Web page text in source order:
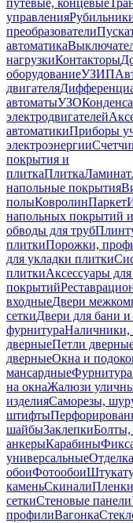
путевые, концевые
управления
преобразователи
автоматика
нагрузкиКонтакторы
оборудованиеУЗИП
двигателя
автоматыУЗО
электродвигателей
автоматикиПриборы
электроэнергии
покрытия и
плиткаПлиткаЛаминат
напольные покрытия
полыКовролинПаркет
напольных покрытий
обводы для труб
плиткиПорожки,
для укладки плитки
плиткиАксессуары
покрытий
входныеДвери
сеткиДвери для бани
фурнитураНаличники,
дверныеПетли
дверныеОкна и
мансардные
на окнаЖалюзи
изделияСаморезы,
штифты
шайбыЗаклепки
анкерыКарабины
универсальные
обоиФотообои
каменьСкинали
сеткиСтеновые панели
профилиВагонка